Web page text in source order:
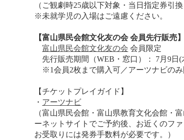
（ご観劇時25歳以下対象・当日指定券引
※未就学児の入場はご遠慮ください。
【富山県民会館文化友の会 会員先行販売】
富山県民会館文化友の会 会員限定
先行販売期間（WEB・窓口）： 7月9日(
※1会員2枚まで購入可／アーツナビのみ
【チケットプレイガイド】
・ アーツナビ
（富山県民会館・富山県教育文化会館・
ーネットサイトでご予約後、お近くのフ
お受取りには発券手数料が必要です。）